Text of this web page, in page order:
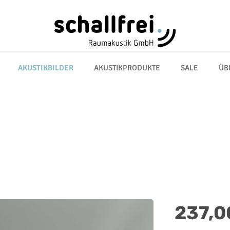
AKUSTIKBILDER AKUSTIKPRODUKTE SALE
Regulärer Preis: